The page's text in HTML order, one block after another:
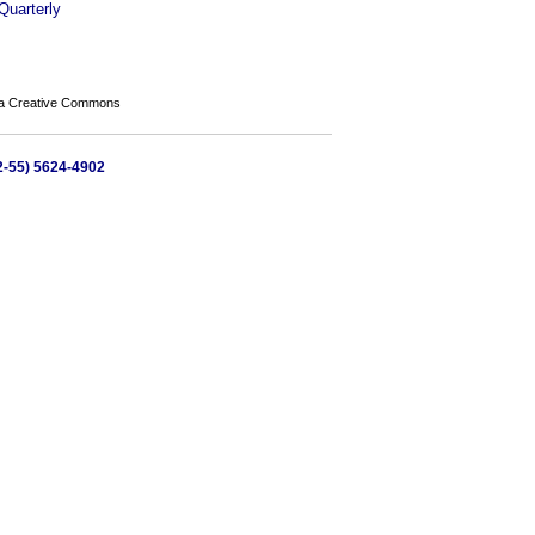
Creative Commons
55) 5624-4902